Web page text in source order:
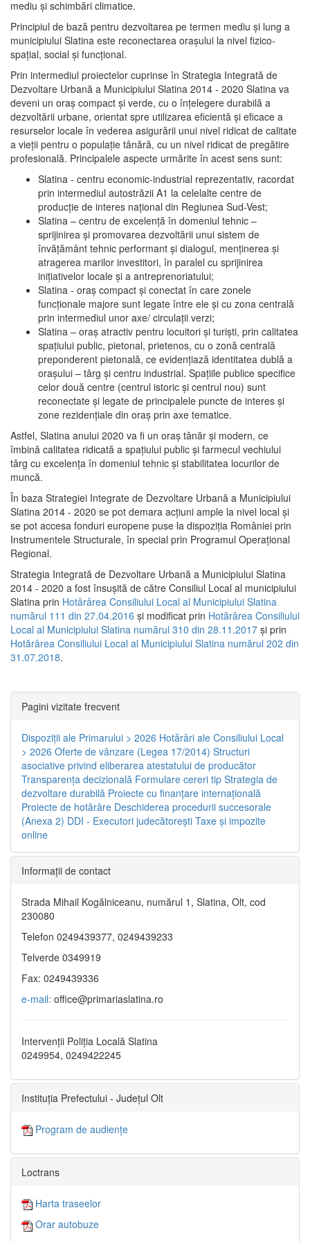
mediu şi schimbări climatice.
Principiul de bază pentru dezvoltarea pe termen mediu şi lung a
municipiului Slatina este reconectarea oraşului la nivel fizico-
spaţial, social şi funcţional.
Prin intermediul proiectelor cuprinse în Strategia Integrată de
Dezvoltare Urbană a Municipiului Slatina 2014 - 2020 Slatina va
deveni un oraş compact şi verde, cu o înţelegere durabilă a
dezvoltării urbane, orientat spre utilizarea eficientă şi eficace a
resurselor locale în vederea asigurării unui nivel ridicat de calitate
a vieţii pentru o populaţie tânără, cu un nivel ridicat de pregătire
profesională. Principalele aspecte urmărite în acest sens sunt:
Slatina - centru economic-industrial reprezentativ, racordat
prin intermediul autostrăzii A1 la celelalte centre de
producţie de interes naţional din Regiunea Sud-Vest;
Slatina – centru de excelenţă în domeniul tehnic –
sprijinirea şi promovarea dezvoltării unui sistem de
învăţământ tehnic performant şi dialogul, menţinerea şi
atragerea marilor investitori, în paralel cu sprijinirea
iniţiativelor locale şi a antreprenoriatului;
Slatina - oraş compact şi conectat în care zonele
funcţionale majore sunt legate între ele şi cu zona centrală
prin intermediul unor axe/ circulații verzi;
Slatina – oraş atractiv pentru locuitori şi turişti, prin calitatea
spaţiului public, pietonal, prietenos, cu o zonă centrală
preponderent pietonală, ce evidenţiază identitatea dublă a
oraşului – târg şi centru industrial. Spaţiile publice specifice
celor două centre (centrul istoric şi centrul nou) sunt
reconectate şi legate de principalele puncte de interes şi
zone rezidenţiale din oraş prin axe tematice.
Astfel, Slatina anului 2020 va fi un oraş tânăr şi modern, ce
îmbină calitatea ridicată a spaţiului public şi farmecul vechiului
târg cu excelenţa în domeniul tehnic şi stabilitatea locurilor de
muncă.
În baza Strategiei Integrate de Dezvoltare Urbană a Municipiului
Slatina 2014 - 2020 se pot demara acţiuni ample la nivel local şi
se pot accesa fonduri europene puse la dispoziţia României prin
Instrumentele Structurale, în special prin Programul Operațional
Regional.
Strategia Integrată de Dezvoltare Urbană a Municipiului Slatina
2014 - 2020 a fost însuşită de către Consiliul Local al municipiului
Slatina prin Hotărârea Consiliului Local al Municipiului Slatina
numărul 111 din 27.04.2016 și modificat prin Hotărârea Consiliului
Local al Municipiului Slatina numărul 310 din 28.11.2017 și prin
Hotărârea Consiliului Local al Municipiului Slatina numărul 202 din
31.07.2018.
Pagini vizitate frecvent
Dispoziţii ale Primarului > 2026 Hotărâri ale Consiliului Local
> 2026 Oferte de vânzare (Legea 17/2014) Structuri
asociative privind eliberarea atestatului de producător
Transparenţa decizională Formulare cereri tip Strategia de
dezvoltare durabilă Proiecte cu finanţare internaţională
Proiecte de hotărâre Deschiderea procedurii succesorale
(Anexa 2) DDI - Executori judecătorești Taxe şi impozite
online
Informaţii de contact
Strada Mihail Kogălniceanu, numărul 1, Slatina, Olt, cod
230080
Telefon 0249439377, 0249439233
Telverde 0349919
Fax: 0249439336
e-mail: office@primariaslatina.ro
Intervenții Poliția Locală Slatina
0249954, 0249422245
Instituția Prefectului - Județul Olt
Program de audiențe
Loctrans
Harta traseelor
Orar autobuze